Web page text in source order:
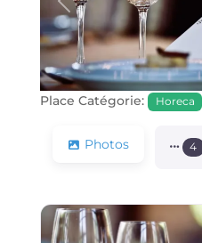
Précédente
Place Catégorie: Horeca
Photos 4